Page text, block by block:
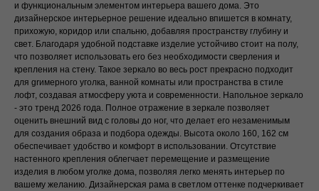
и функциональным элементом интерьера вашего дома. Это
дизайнерское интерьерное решение идеально впишется в комнату,
прихожую, коридор или спальню, добавляя пространству глубину и
свет. Благодаря удобной подставке изделие устойчиво стоит на полу,
что позволяет использовать его без необходимости сверления и
крепления на стену. Такое зеркало во весь рост прекрасно подходит
для grимерного уголка, ванной комнаты или пространства в стиле
лофт, создавая атмосферу уюта и современности. Напольное зеркало
- это тренд 2026 года. Полное отражение в зеркале позволяет
оценить внешний вид с головы до ног, что делает его незаменимым
для создания образа и подбора одежды. Высота около 160, 162 см
обеспечивает удобство и комфорт в использовании. Отсутствие
настенного крепления облегчает перемещение и размещение
изделия в любом уголке дома, позволяя легко менять интерьер по
вашему желанию. Дизайнерская рама в светлом оттенке подчеркивает